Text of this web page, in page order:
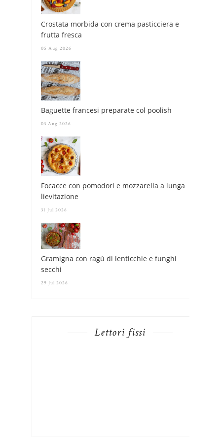
Crostata morbida con crema pasticciera e
frutta fresca
05 Aug 2026
Baguette francesi preparate col poolish
03 Aug 2026
Focacce con pomodori e mozzarella a lunga
lievitazione
31 Jul 2026
Gramigna con ragù di lenticchie e funghi
secchi
29 Jul 2026
Lettori fissi